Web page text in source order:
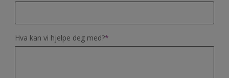
Hva kan vi hjelpe deg med?*